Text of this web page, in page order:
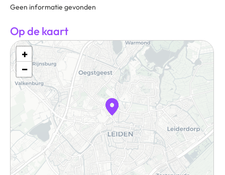
Geen informatie gevonden
Op de kaart
+
−